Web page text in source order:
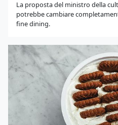
La proposta del ministro della
potrebbe cambiare
fine dining.